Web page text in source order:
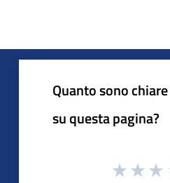
Quanto sono
su questa pagina?